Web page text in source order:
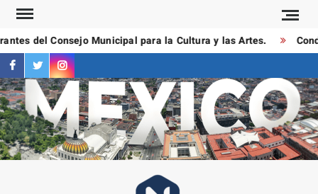
Saltar
contenidodel Consejo Municipal para la Cultura y las Artes.
facebook
twitterinstagram